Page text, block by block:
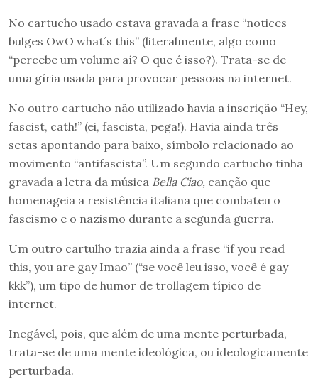
No cartucho usado estava gravada a frase “notices
bulges OwO what´s this” (literalmente, algo como
“percebe um volume aí? O que é isso?). Trata-se de
uma gíria usada para provocar pessoas na internet.
No outro cartucho não utilizado havia a inscrição “Hey,
fascist, cath!” (ei, fascista, pega!). Havia ainda três
setas apontando para baixo, símbolo relacionado ao
movimento “antifascista”. Um segundo cartucho tinha
gravada a letra da música Bella Ciao, canção que
homenageia a resistência italiana que combateu o
fascismo e o nazismo durante a segunda guerra.
Um outro cartulho trazia ainda a frase “if you read
this, you are gay Imao” (“se você leu isso, você é gay
kkk”), um tipo de humor de trollagem típico de
internet.
Inegável, pois, que além de uma mente perturbada,
trata-se de uma mente ideológica, ou ideologicamente
perturbada.